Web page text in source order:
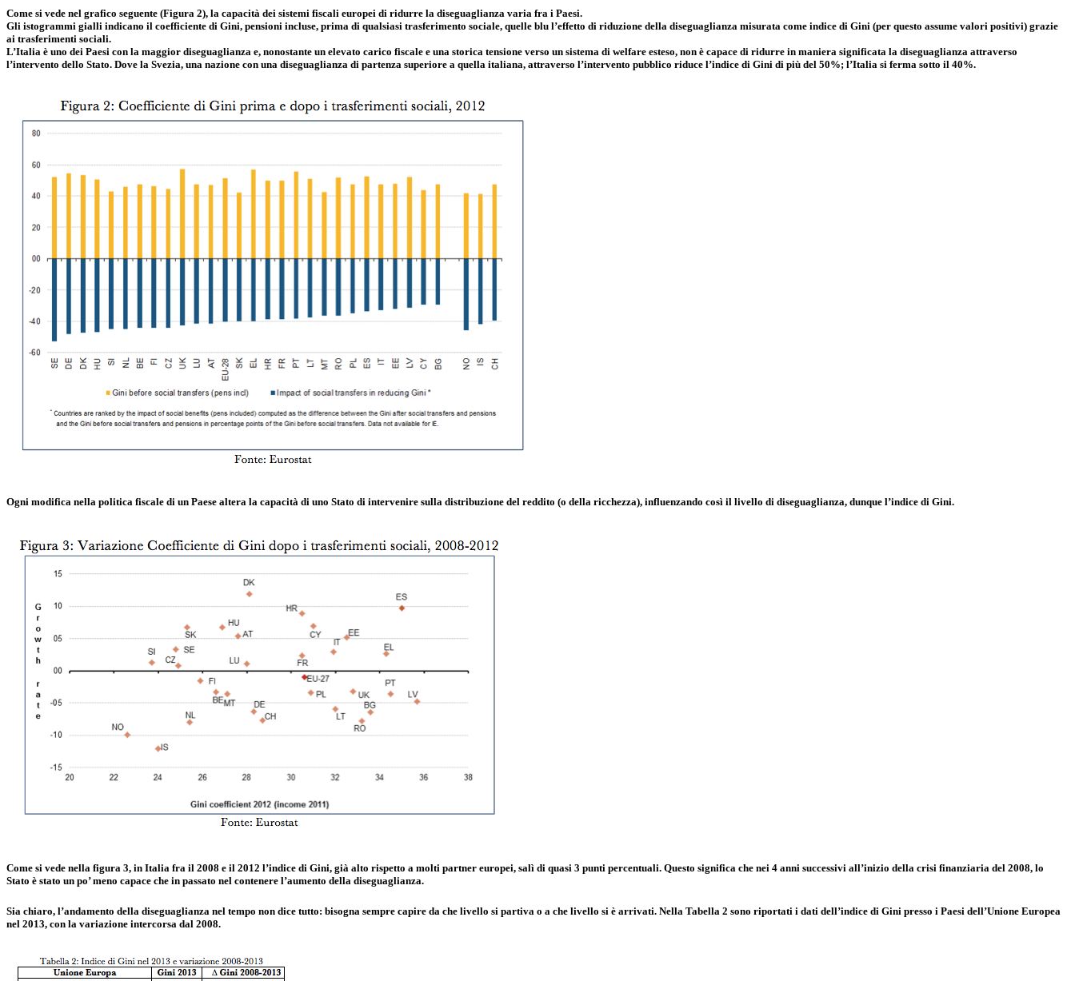
Come si vede nel grafico seguente (Figura 2), la capacità dei sistemi fiscali europei di ridurre la diseguaglianza varia fra i Paesi.
Gli istogrammi gialli indicano il coefficiente di Gini, pensioni incluse, prima di qualsiasi trasferimento sociale, quelle blu l’effetto di riduzione della diseguaglianza misurata come indice di Gini (per questo assume valori positivi) grazie
ai trasferimenti sociali.
L’Italia è uno dei Paesi con la maggior diseguaglianza e, nonostante un elevato carico fiscale e una storica tensione verso un sistema di welfare esteso, non è capace di ridurre in maniera significata la diseguaglianza attraverso
l’intervento dello Stato. Dove la Svezia, una nazione con una diseguaglianza di partenza superiore a quella italiana, attraverso l’intervento pubblico riduce l’indice di Gini di più del 50%; l’Italia si ferma sotto il 40%.
Ogni modifica nella politica fiscale di un Paese altera la capacità di uno Stato di intervenire sulla distribuzione del reddito (o della ricchezza), influenzando così il livello di diseguaglianza, dunque l’indice di Gini.
Come si vede nella figura 3, in Italia fra il 2008 e il 2012 l’indice di Gini, già alto rispetto a molti partner europei, salì di quasi 3 punti percentuali. Questo significa che nei 4 anni successivi all’inizio della crisi finanziaria del 2008, lo
Stato è stato un po’ meno capace che in passato nel contenere l’aumento della diseguaglianza.
Sia chiaro, l’andamento della diseguaglianza nel tempo non dice tutto: bisogna sempre capire da che livello si partiva o a che livello si è arrivati. Nella Tabella 2 sono riportati i dati dell’indice di Gini presso i Paesi dell’Unione Europea
nel 2013, con la variazione intercorsa dal 2008.